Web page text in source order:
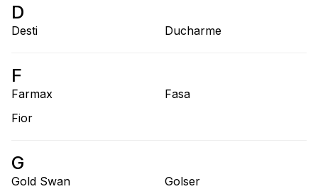
D
Desti Ducharme
F
Farmax
Fasa
Fior
G
Gold Swan Golser